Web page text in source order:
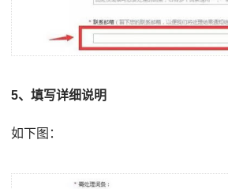
5、填写详细说明
如下图：